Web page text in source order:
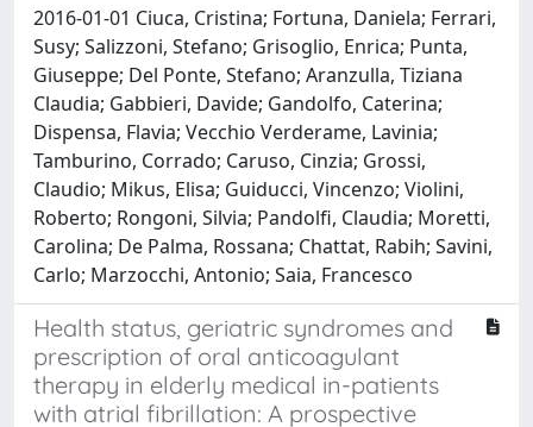
2016-01-01 Ciuca, Cristina; Fortuna, Daniela; Ferrari,
Susy; Salizzoni, Stefano; Grisoglio, Enrica; Punta,
Giuseppe; Del Ponte, Stefano; Aranzulla, Tiziana
Claudia; Gabbieri, Davide; Gandolfo, Caterina;
Dispensa, Flavia; Vecchio Verderame, Lavinia;
Tamburino, Corrado; Caruso, Cinzia; Grossi,
Claudio; Mikus, Elisa; Guiducci, Vincenzo; Violini,
Roberto; Rongoni, Silvia; Pandolfi, Claudia; Moretti,
Carolina; De Palma, Rossana; Chattat, Rabih; Savini,
Carlo; Marzocchi, Antonio; Saia, Francesco
Health status, geriatric syndromes and
prescription of oral anticoagulant
therapy in elderly medical in-patients
with atrial fibrillation: A prospective